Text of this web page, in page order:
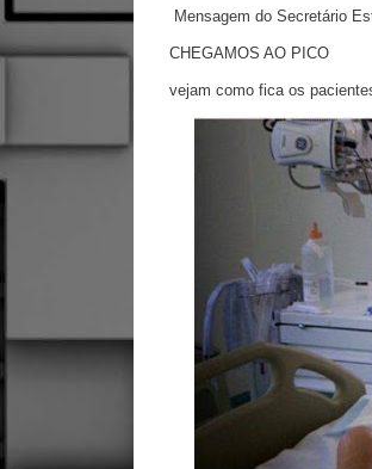
Mensagem do Secretário
CHEGAMOS AO PICO
vejam como fica os